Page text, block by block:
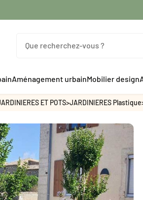
Aménagement urbainMobilier design
ET POTS>JARDINIERES Plastique